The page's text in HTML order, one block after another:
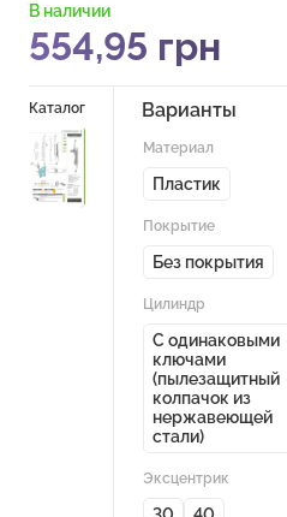
В наличии
554,95 грн
Каталог Варианты
Материал
Пластик
Покрытие
Без покрытия
Цилиндр
С одинаковыми
ключами
(пылезащитный
колпачок из
нержавеющей
стали)
Эксцентрик